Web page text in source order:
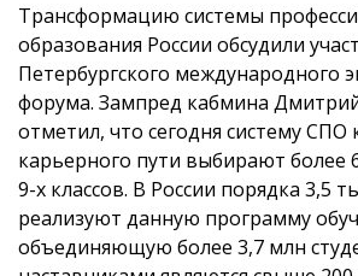
Трансформацию системы
образования России обсудили
Петербургского международного
форума. Зампред кабмина
отметил, что сегодня систему СПО
карьерного пути выбирают более
9-х классов. В России порядка 3,5
реализуют данную программу
объединяющую более 3,7 млн